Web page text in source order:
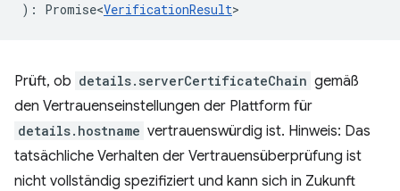
) : Promise<VerificationResult>
Prüft, ob details.serverCertificateChain gemäß
den Vertrauenseinstellungen der Plattform für
details.hostname vertrauenswürdig ist. Hinweis: Das
tatsächliche Verhalten der Vertrauensüberprüfung ist
nicht vollständig spezifiziert und kann sich in Zukunft